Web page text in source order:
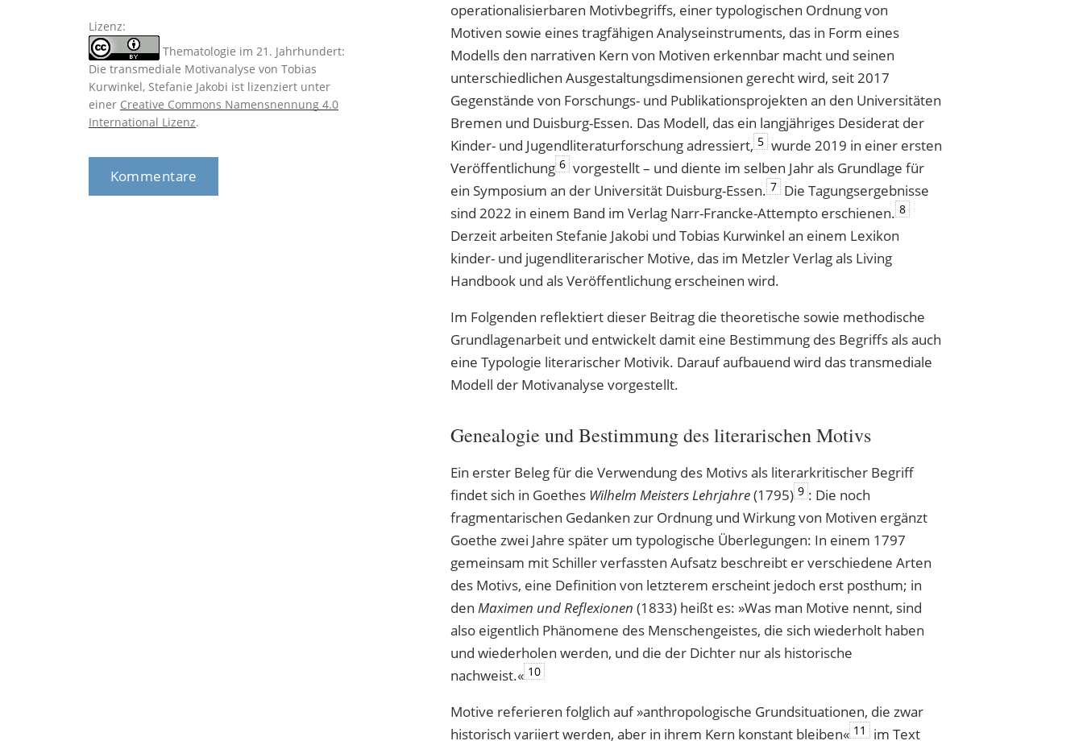
operationalisierbaren Motivbegriffs, einer typologischen Ordnung von
Motiven sowie eines tragfähigen Analyseinstruments, das in Form eines
Modells den narrativen Kern von Motiven erkennbar macht und seinen
unterschiedlichen Ausgestaltungsdimensionen gerecht wird, seit 2017
Gegenstände von Forschungs- und Publikationsprojekten an den Universitäten
Bremen und Duisburg-Essen. Das Modell, das ein langjähriges Desiderat der
Kinder- und Jugendliteraturforschung adressiert, 5 wurde 2019 in einer ersten
Veröffentlichung 6 vorgestellt – und diente im selben Jahr als Grundlage für
ein Symposium an der Universität Duisburg-Essen. 7 Die Tagungsergebnisse
sind 2022 in einem Band im Verlag Narr-Francke-Attempto erschienen. 8
Derzeit arbeiten Stefanie Jakobi und Tobias Kurwinkel an einem Lexikon
kinder- und jugendliterarischer Motive, das im Metzler Verlag als Living
Handbook und als Veröffentlichung erscheinen wird.
Im Folgenden reflektiert dieser Beitrag die theoretische sowie methodische
Grundlagenarbeit und entwickelt damit eine Bestimmung des Begriffs als auch
eine Typologie literarischer Motivik. Darauf aufbauend wird das transmediale
Modell der Motivanalyse vorgestellt.
Genealogie und Bestimmung des literarischen Motivs
Ein erster Beleg für die Verwendung des Motivs als literarkritischer Begriff
findet sich in Goethes Wilhelm Meisters Lehrjahre(1795) 9 : Die noch
fragmentarischen Gedanken zur Ordnung und Wirkung von Motiven ergänzt
Goethe zwei Jahre später um typologische Überlegungen: In einem 1797
gemeinsam mit Schiller verfassten Aufsatz beschreibt er verschiedene Arten
des Motivs, eine Definition von letzterem erscheint jedoch erst posthum; in
denMaximen und Reflexionen (1833) heißt es: »Was man Motive nennt, sind
also eigentlich Phänomene des Menschengeistes, die sich wiederholt haben
und wiederholen werden, und die der Dichter nur als historische
nachweist.« 10
Motive referieren folglich auf »anthropologische Grundsituationen, die zwar
histo­risch variiert werden, aber in ihrem Kern konstant bleiben« 11
im Text
Lizenz:
Thematologie im 21. Jahrhundert:
Die transmediale Motivanalyse von Tobias
Kurwinkel, Stefanie Jakobi ist lizenziert unter
einer Creative Commons Namensnennung 4.0
International Lizenz.
Kommentare